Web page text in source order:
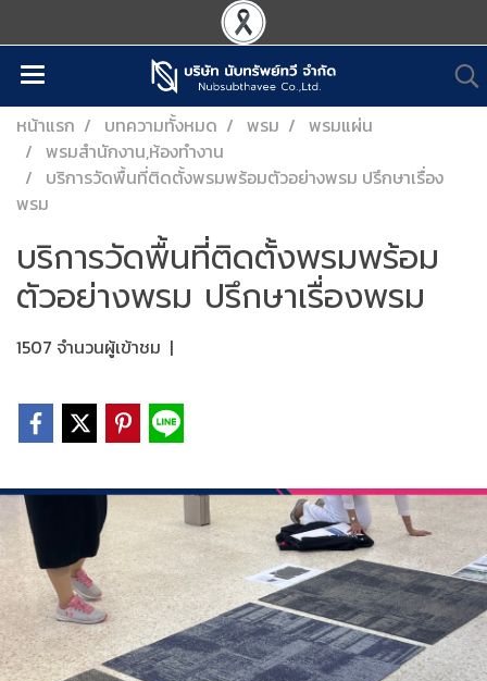
หน้าแรก บทความทั้งหมด พรม
พรมแผ่น
พรมสำนักงาน,ห้องทำงาน
บริการวัดพื้นที่ติดตั้งพรมพร้อมตัวอย่างพรม ปรึกษาเรื่อง
พรม
บริการวัดพื้นที่ติดตั้งพรมพร้อม
ตัวอย่างพรม ปรึกษาเรื่องพรม
1507 จำนวนผู้เข้าชม |